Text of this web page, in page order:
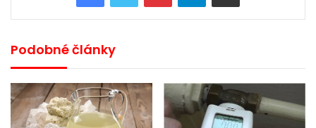
Podobné články